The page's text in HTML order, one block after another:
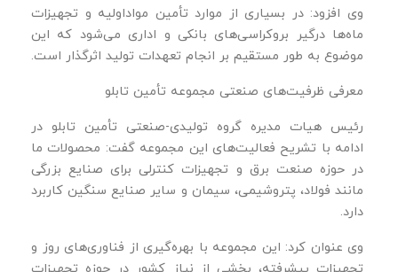
وی افزود: در بسیاری از موارد تأمین مواداولیه و تجهیزات
ماه‌ها درگیر بروکراسی‌های بانکی و اداری می‌شود که این
موضوع به طور مستقیم بر انجام تعهدات تولید اثرگذار است.
معرفی ظرفیت‌های صنعتی مجموعه تأمین تابلو
رئیس هیات مدیره گروه تولیدی-صنعتی تأمین تابلو در
ادامه با تشریح فعالیت‌های این مجموعه گفت: محصولات ما
در حوزه صنعت برق و تجهیزات کنترلی برای صنایع بزرگی
مانند فولاد، پتروشیمی، سیمان و سایر صنایع سنگین کاربرد
دارد.
وی عنوان کرد: این مجموعه با بهره‌گیری از فناوری‌های روز و